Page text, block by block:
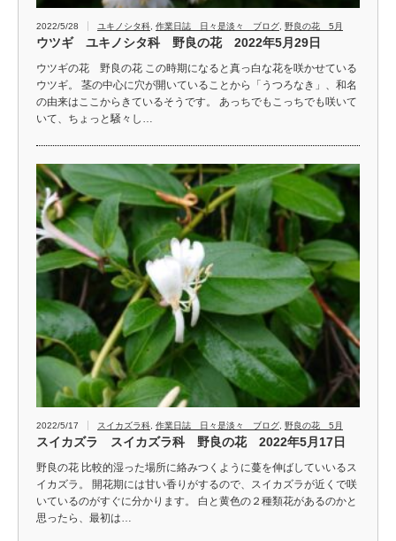
2022/5/28 ユキノシタ科 作業日誌 日々是淡々 ブログ 野良の花 5月
ウツギ ユキノシタ科 野良の花 2022年5月29日
ウツギの花 野良の花 この時期になると真っ白な花を咲かせている
ウツギ。 茎の中心に穴が開いていることから「うつろなき」、和名
の由来はここからきているそうです。 あっちでもこっちでも咲いて
いて、ちょっと騒々し…
2022/5/17 スイカズラ科 作業日誌 日々是淡々 ブログ 野良の花 5月
スイカズラ スイカズラ科 野良の花 2022年5月17日
野良の花 比較的湿った場所に絡みつくように蔓を伸ばしていいるス
イカズラ。 開花期には甘い香りがするので、スイカズラが近くで咲
いているのがすぐに分かります。 白と黄色の２種類花があるのかと
思ったら、最初は…